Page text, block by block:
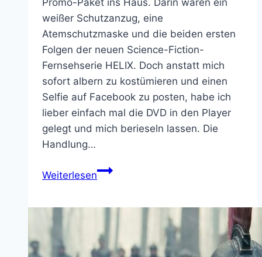
weißer Schutzanzug, eine
Atemschutzmaske und die beiden ersten
Folgen der neuen Science-Fiction-
Fernsehserie HELIX. Doch anstatt mich
sofort albern zu kostümieren und einen
Selfie auf Facebook zu posten, habe ich
lieber einfach mal die DVD in den Player
gelegt und mich berieseln lassen. Die
Handlung…
WeiterlesenReingeschaut:
Zombie
Mutanten